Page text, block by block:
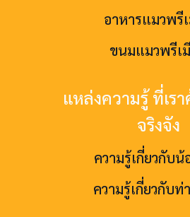
อาหารแมวพรี
ขนมแมวพรีเ
แหล่งความรู้ ที่เร
จริงจัง
ความรู้เกี่ยวกับน้
ความรู้เกี่ยวกับท่